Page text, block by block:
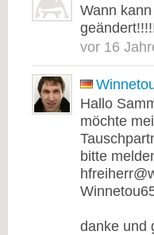
Wann
vor 16
Hallo
möchte
bitte
danke und